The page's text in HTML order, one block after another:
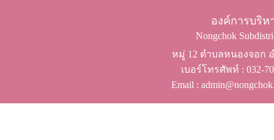
องค์การบริ
Nongchok
หมู่ 12 ตำบลหนองจอก
เบอร์โทรศัพท์ ​: 032-
Email :